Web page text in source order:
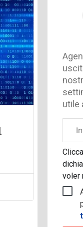
utile
voler